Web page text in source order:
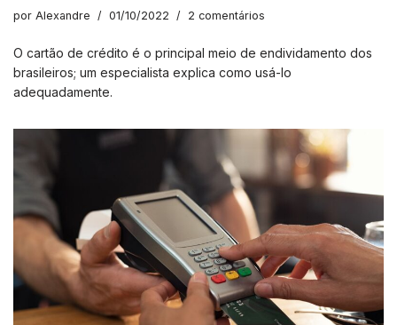
por Alexandre 01/10/2022 2 comentários
O cartão de crédito é o principal meio de endividamento dos
brasileiros; um especialista explica como usá-lo
adequadamente.